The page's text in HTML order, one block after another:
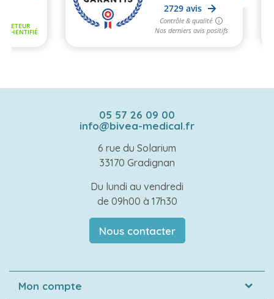
05 57 26 09 00
info@bivea-medical.fr
6 rue du Solarium
33170 Gradignan
Du lundi au vendredi
de 09h00 à 17h30
Nous contacter
Mon compte